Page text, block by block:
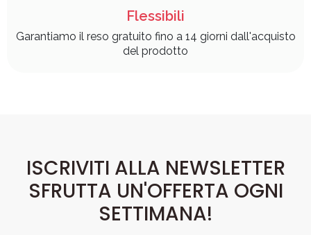
Flessibili
Garantiamo il reso gratuito fino a 14 giorni dall'acquisto
del prodotto
ISCRIVITI ALLA NEWSLETTER
SFRUTTA UN'OFFERTA OGNI
SETTIMANA!